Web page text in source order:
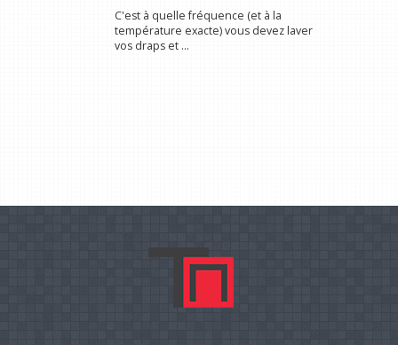
C'est à quelle fréquence (et à la
température exacte) vous devez laver
vos draps et ...